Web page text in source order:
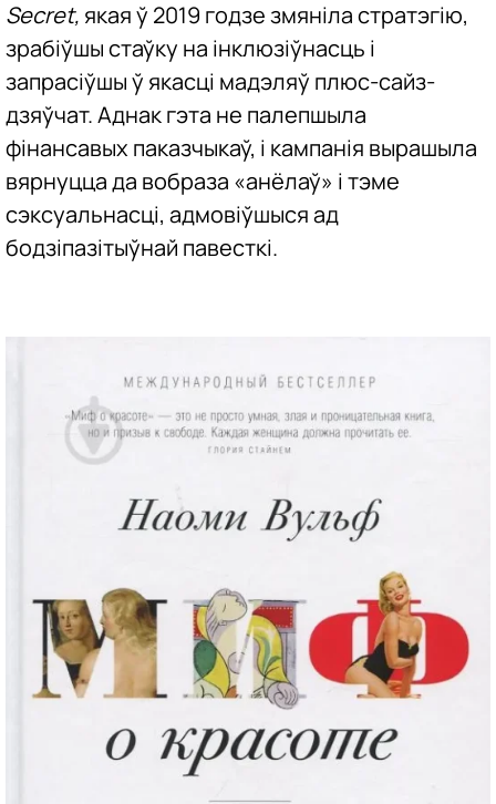
Secret, якая ў 2019 годзе змяніла стратэгію,
зрабіўшы стаўку на інклюзіўнасць і
запрасіўшы ў якасці мадэляў плюс-сайз-
дзяўчат. Аднак гэта не палепшыла
фінансавых паказчыкаў, і кампанія вырашыла
вярнуцца да вобраза «анёлаў» і тэме
сэксуальнасці, адмовіўшыся ад
бодзіпазітыўнай павесткі.